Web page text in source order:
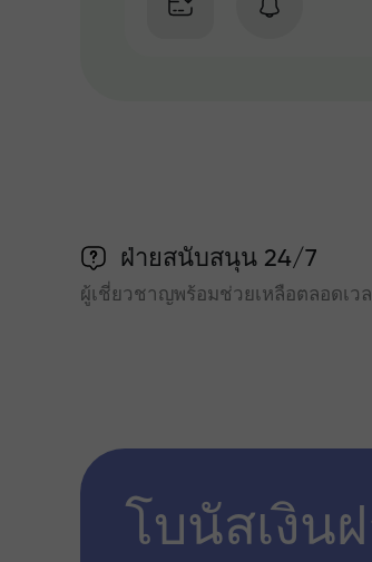
ฝ่ายสนับสนุน 24/7
ผู้เชี่ยวชาญพร้อมช่วยเหลือตลอดเว
โบนัสเงิน